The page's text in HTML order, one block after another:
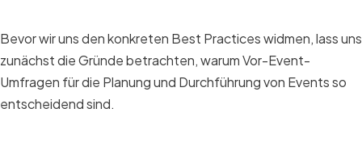
Bevor wir uns den konkreten Best Practices widmen, lass uns
zunächst die Gründe betrachten, warum Vor-Event-
Umfragen für die Planung und Durchführung von Events so
entscheidend sind.